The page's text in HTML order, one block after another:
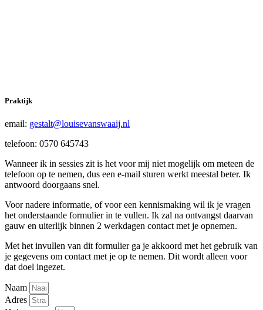
Praktijk
email: gestalt@louisevanswaaij.nl
telefoon: 0570 645743
Wanneer ik in sessies zit is het voor mij niet mogelijk om meteen de
telefoon op te nemen, dus een e-mail sturen werkt meestal beter. Ik
antwoord doorgaans snel.
Voor nadere informatie, of voor een kennismaking wil ik je vragen
het onderstaande formulier in te vullen. Ik zal na ontvangst daarvan
gauw en uiterlijk binnen 2 werkdagen contact met je opnemen.
Met het invullen van dit formulier ga je akkoord met het gebruik van
je gegevens om contact met je op te nemen. Dit wordt alleen voor
dat doel ingezet.
Naam
Adres